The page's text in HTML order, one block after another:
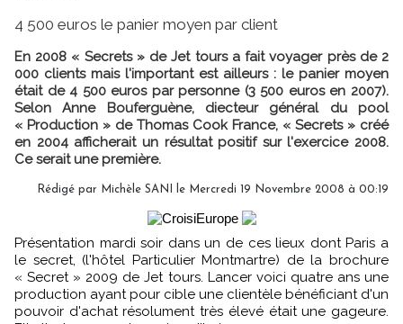
4 500 euros le panier moyen par client
En 2008 « Secrets » de Jet tours a fait voyager près de 2
000 clients mais l'important est ailleurs : le panier moyen
était de 4 500 euros par personne (3 500 euros en 2007).
Selon Anne Bouferguène, diecteur général du pool
« Production » de Thomas Cook France, « Secrets » créé
en 2004 afficherait un résultat positif sur l'exercice 2008.
Ce serait une première.
Rédigé par Michèle SANI le Mercredi 19 Novembre 2008 à 00:19
Présentation mardi soir dans un de ces lieux dont Paris a
le secret, (l'hôtel Particulier Montmartre) de la brochure
« Secret » 2009 de Jet tours. Lancer voici quatre ans une
production ayant pour cible une clientèle bénéficiant d'un
pouvoir d'achat résolument très élevé était une gageure.